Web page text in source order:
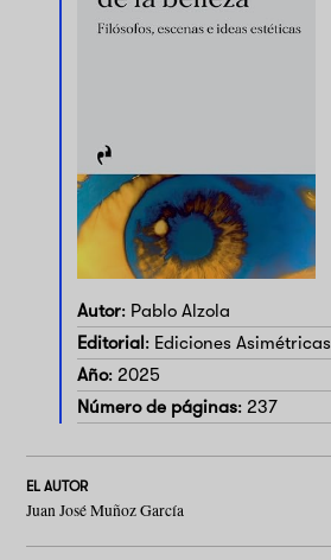
Autor: Pablo Alzola
Editorial: Ediciones Asimétricas
Año: 2025
Número de páginas: 237
EL AUTOR
Juan José Muñoz García